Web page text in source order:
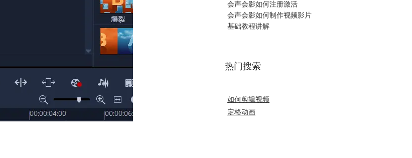
会声会影如何注册激活
会声会影如何制作视频影片
基础教程讲解
热门搜索
如何剪辑视频
定格动画